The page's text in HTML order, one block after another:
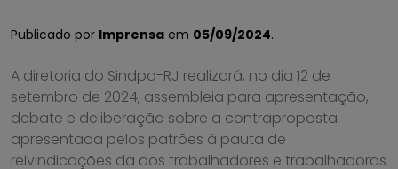
Publicado por Imprensa em 05/09/2024.
A diretoria do Sindpd-RJ realizará, no dia 12 de
setembro de 2024, assembleia para apresentação,
debate e deliberação sobre a contraproposta
apresentada pelos patrões à pauta de
reivindicações da dos trabalhadores e trabalhadoras